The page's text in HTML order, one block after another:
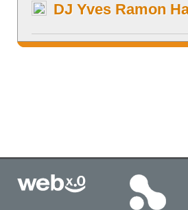
DJ Yves Ramon